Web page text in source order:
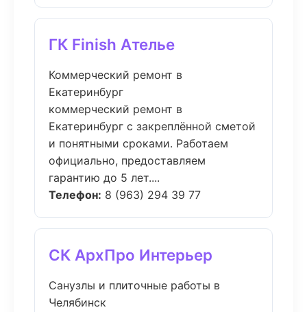
ГК Finish Ателье
Коммерческий ремонт в
Екатеринбург
коммерческий ремонт в
Екатеринбург с закреплённой сметой
и понятными сроками. Работаем
официально, предоставляем
гарантию до 5 лет....
Телефон: 8 (963) 294 39 77
СК АрхПро Интерьер
Санузлы и плиточные работы в
Челябинск